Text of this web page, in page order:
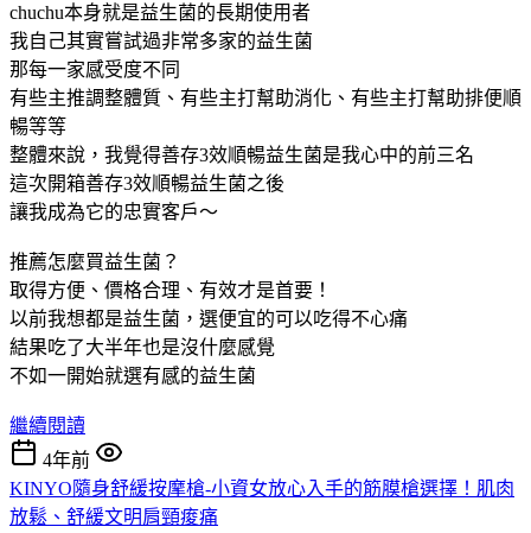
chuchu本身就是益生菌的長期使用者
我自己其實嘗試過非常多家的益生菌
那每一家感受度不同
有些主推調整體質、有些主打幫助消化、有些主打幫助排便順
暢等等
整體來說，我覺得善存3效順暢益生菌是我心中的前三名
這次開箱善存3效順暢益生菌之後
讓我成為它的忠實客戶～
推薦怎麼買益生菌？
取得方便、價格合理、有效才是首要！
以前我想都是益生菌，選便宜的可以吃得不心痛
結果吃了大半年也是沒什麼感覺
不如一開始就選有感的益生菌
繼續閱讀
4年前
KINYO隨身舒緩按摩槍-小資女放心入手的筋膜槍選擇！肌肉
放鬆、舒緩文明肩頸痠痛